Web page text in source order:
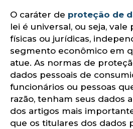
O caráter de proteção de
lei é universal, ou seja, vale
físicas ou jurídicas,
segmento econômico em
atue. As normas de
dados pessoais de
funcionários ou pessoas
razão, tenham seus dados
dos artigos mais
que os titulares dos dados